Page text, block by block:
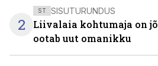
2
ST SISUTURUNDUS
Liivalaia kohtumaja on
ootab uut omanikku